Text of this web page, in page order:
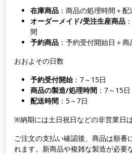
在庫商品 ：商品の処理時間＋配
オーダーメイド/受注生産商品
間
予約商品 ：予約受付開始日＋
おおよその日数
予約受付開始：7～15日
商品の製造/処理時間 ：7～15日
配送時間 ：5～7日
※納期には土日祝日などの非営業日
ご注文の支払い確認後、商品は順番
れます。新商品や複雑な製造が必要